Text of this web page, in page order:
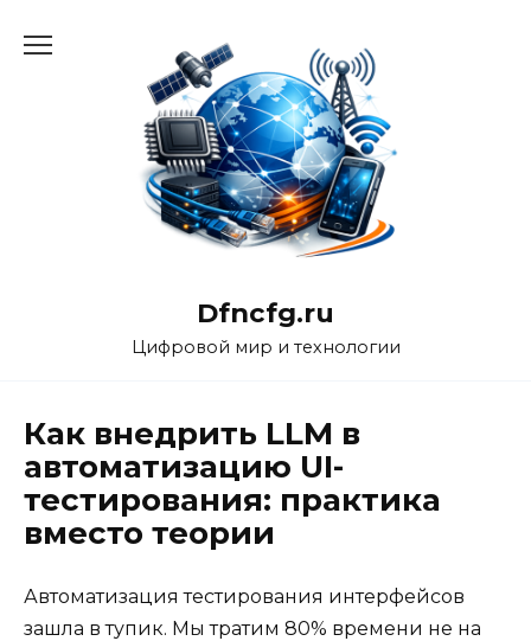
Dfncfg.ru
Цифровой мир и технологии
Как внедрить LLM в
автоматизацию UI-
тестирования: практика
вместо теории
Автоматизация тестирования интерфейсов
зашла в тупик. Мы тратим 80% времени не на